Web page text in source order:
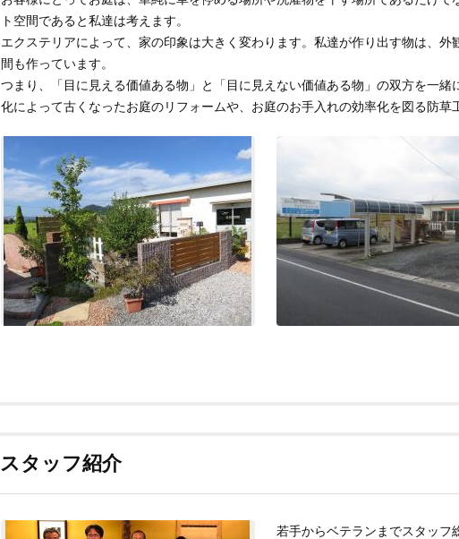
ト空間であると私達は考えます。
エクステリアによって、家の印象は大きく変わります。私達が作り出す物は、
間も作っています。
つまり、「目に見える価値ある物」と「目に見えない価値ある物」の双方を一
化によって古くなったお庭のリフォームや、お庭のお手入れの効率化を図る防草
スタッフ紹介
若手からベテランまでスタッフ